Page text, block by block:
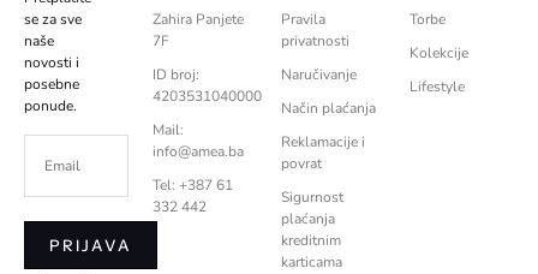
se za sve
naše
novosti i
posebne
ponude.
PRIJAVA
Zahira Panjete
7F
ID broj:
4203531040000
Mail:
info@amea.ba
Tel: +387 61
332 442
Pravila
privatnosti
Naručivanje
Način plaćanja
Reklamacije i
povrat
Sigurnost
plaćanja
kreditnim
karticama
Torbe
Kolekcije
Lifestyle